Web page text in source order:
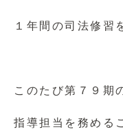
１年間の司法修習
このたび第７９期
指導担当を務める